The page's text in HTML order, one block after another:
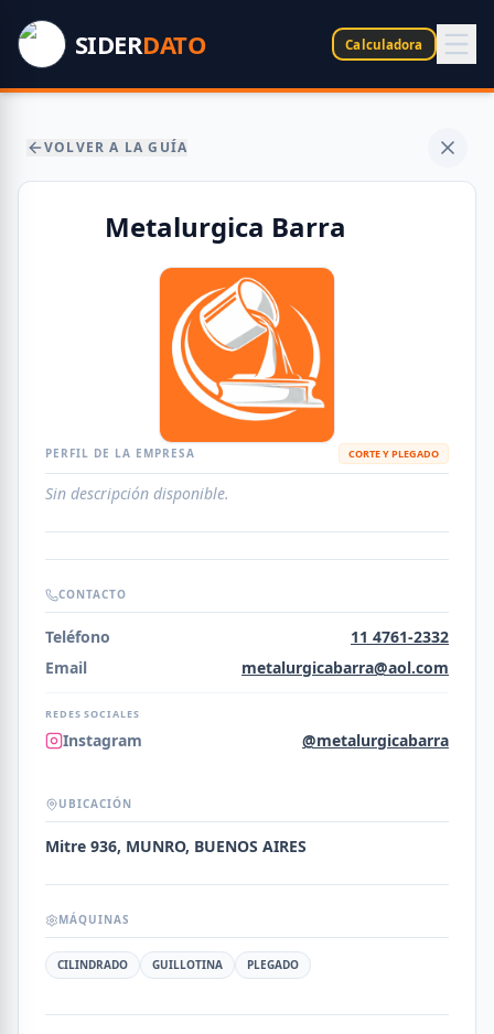
SIDERDATO Calculadora
VOLVER A LA GUÍA
Metalurgica Barra
PERFIL DE LA EMPRESA CORTE Y PLEGADO
Sin descripción disponible.
CONTACTO
Teléfono
11 4761-2332
Email
metalurgicabarra@aol.com
REDES SOCIALES
Instagram @metalurgicabarra
UBICACIÓN
Mitre 936, MUNRO, BUENOS AIRES
MÁQUINAS
CILINDRADO GUILLOTINA PLEGADO